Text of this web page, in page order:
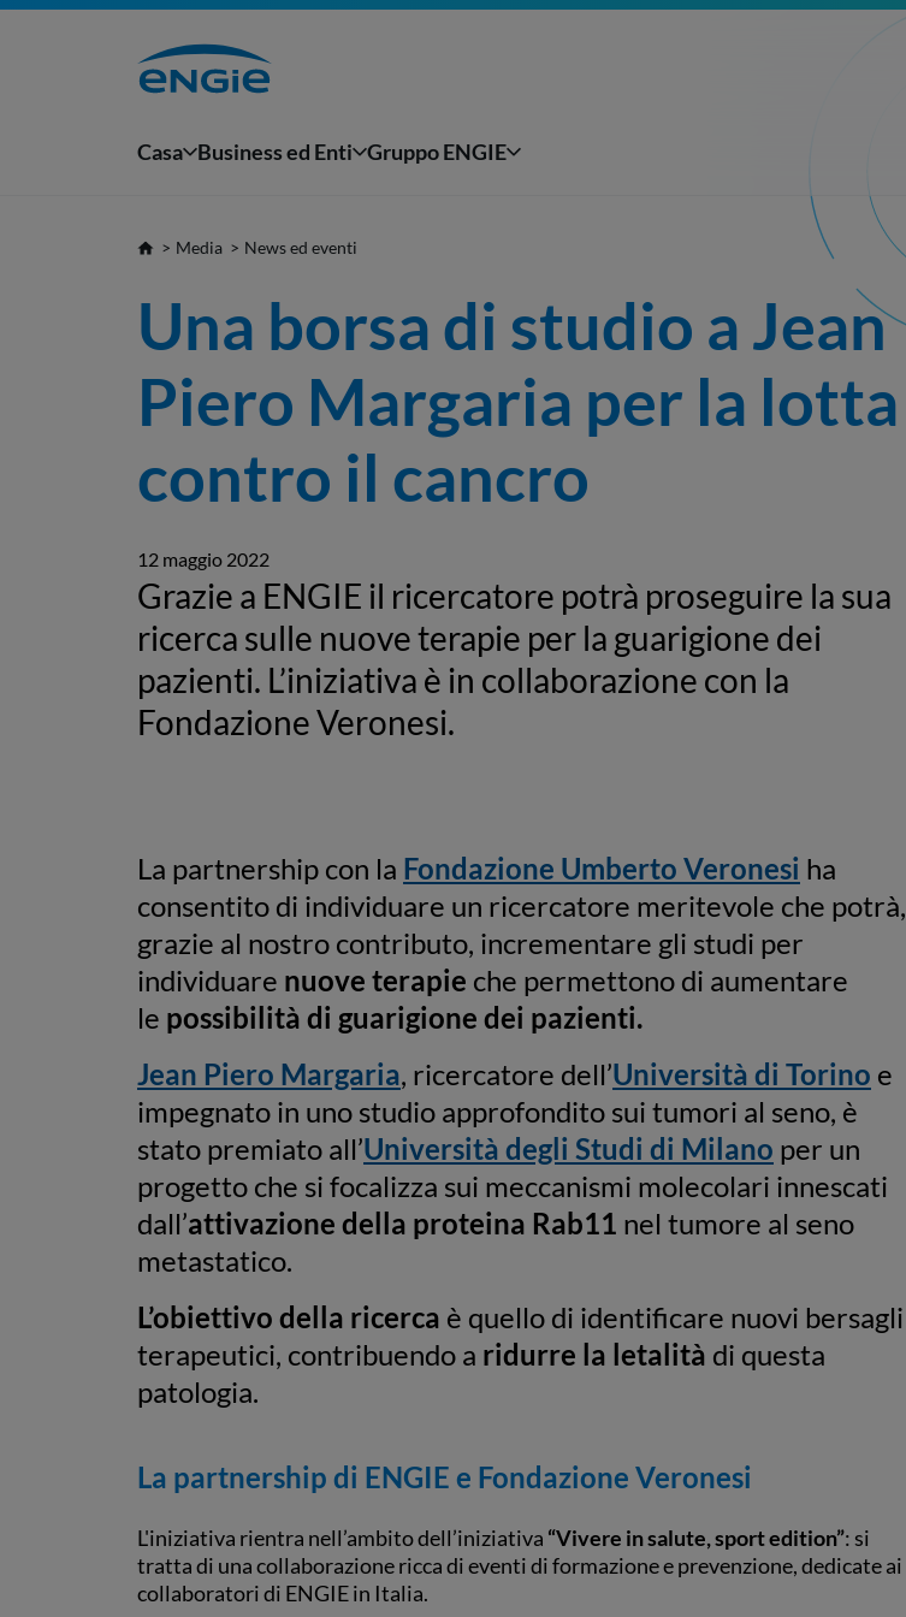
Casa Business ed Enti Gruppo ENGIE
Media News ed eventi
Una borsa di studio a Jean
Piero Margaria per la lotta
contro il cancro
12 maggio 2022
Grazie a ENGIE il ricercatore potrà proseguire la sua
ricerca sulle nuove terapie per la guarigione dei
pazienti. L’iniziativa è in collaborazione con la
Fondazione Veronesi.
La partnership con la Fondazione Umberto Veronesi ha
consentito di individuare un ricercatore meritevole che potrà,
grazie al nostro contributo, incrementare gli studi per
individuare nuove terapie che permettono di aumentare
le possibilità di guarigione dei pazienti.
Jean Piero Margaria, ricercatore dell’Università di Torino e
impegnato in uno studio approfondito sui tumori al seno, è
stato premiato all’Università degli Studi di Milano per un
progetto che si focalizza sui meccanismi molecolari innescati
dall’attivazione della proteina Rab11 nel tumore al seno
metastatico.
L’obiettivo della ricerca è quello di identificare nuovi bersagli
terapeutici, contribuendo a ridurre la letalità di questa
patologia.
La partnership di ENGIE e Fondazione Veronesi
L'iniziativa rientra nell’ambito dell’iniziativa “Vivere in salute, sport edition”: si
tratta di una collaborazione ricca di eventi di formazione e prevenzione, dedicate ai
collaboratori di ENGIE in Italia.